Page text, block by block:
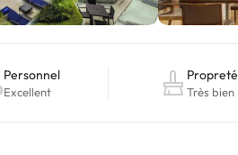
Personnel
Excellent
Propreté
Très bien